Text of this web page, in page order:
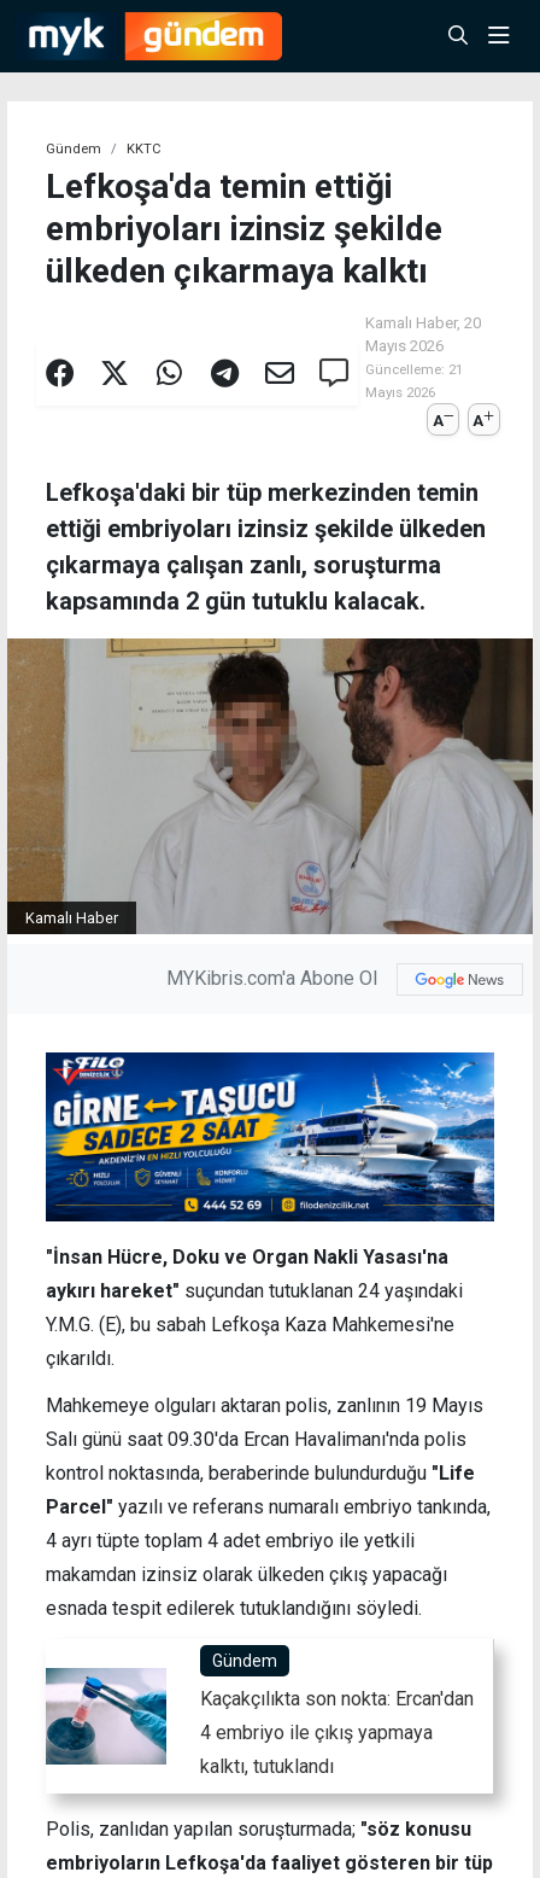
Gündem KKTC
Lefkoşa'da temin ettiği
embriyoları izinsiz şekilde
ülkeden çıkarmaya kalktı
Kamalı Haber, 20
Mayıs 2026
Güncelleme: 21
Mayıs 2026
A A
Lefkoşa'daki bir tüp merkezinden temin
ettiği embriyoları izinsiz şekilde ülkeden
çıkarmaya çalışan zanlı, soruşturma
kapsamında 2 gün tutuklu kalacak.
Kamalı Haber
MYKibris.com'a Abone Ol
"İnsan Hücre, Doku ve Organ Nakli Yasası'na
aykırı hareket" suçundan tutuklanan 24 yaşındaki
Y.M.G. (E), bu sabah Lefkoşa Kaza Mahkemesi'ne
çıkarıldı.
Mahkemeye olguları aktaran polis, zanlının 19 Mayıs
Salı günü saat 09.30'da Ercan Havalimanı'nda polis
kontrol noktasında, beraberinde bulundurduğu "Life
Parcel" yazılı ve referans numaralı embriyo tankında,
4 ayrı tüpte toplam 4 adet embriyo ile yetkili
makamdan izinsiz olarak ülkeden çıkış yapacağı
esnada tespit edilerek tutuklandığını söyledi.
Gündem
Kaçakçılıkta son nokta: Ercan'dan
4 embriyo ile çıkış yapmaya
kalktı, tutuklandı
Polis, zanlıdan yapılan soruşturmada; "söz konusu
embriyoların Lefkoşa'da faaliyet gösteren bir tüp